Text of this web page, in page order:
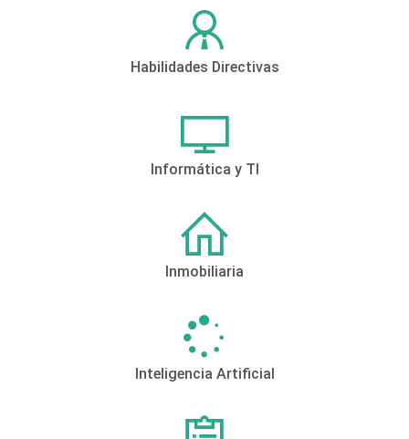
Habilidades Directivas
Informática y TI
Inmobiliaria
Inteligencia Artificial